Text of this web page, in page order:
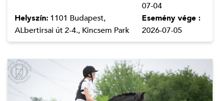
07-04
Helyszín:1101 Budapest,
ALbertirsai út 2-4., Kincsem Park
Esemény vége :
2026-07-05